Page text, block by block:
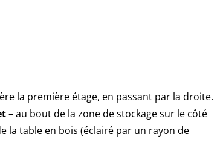
la première étage, en passant par la droite.
– au bout de la zone de stockage sur le côté
la table en bois (éclairé par un rayon de